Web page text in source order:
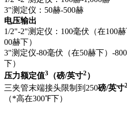
3"测定仪：50赫-500赫
电压输出
1/2"-2"测定仪：100毫伏（在100
00赫下）
3"测定仪-80毫伏（在50赫下）-
下）
压力额定值3 （磅/英寸2 ）
三夹管末端接头限制到250磅/英寸2
（*高在300℉下）